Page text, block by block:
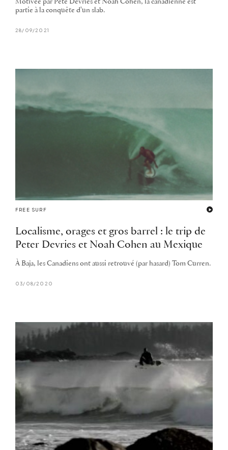
Motivée par Pete Devries et Noah Cohen, la canadienne est
partie à la conquête d'un slab.
28/09/2021
FREE SURF
Localisme, orages et gros barrel : le trip de
Peter Devries et Noah Cohen au Mexique
À Baja, les Canadiens ont aussi retrouvé (par hasard) Tom Curren.
03/08/2020